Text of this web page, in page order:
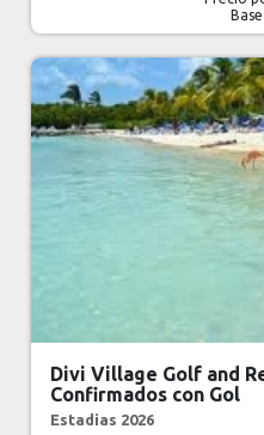
Divi Village Golf and
Confirmados con Gol
Estadias 2026